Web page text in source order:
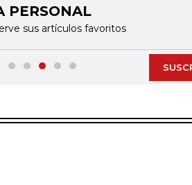
PERSONAL
sus artículos favoritos